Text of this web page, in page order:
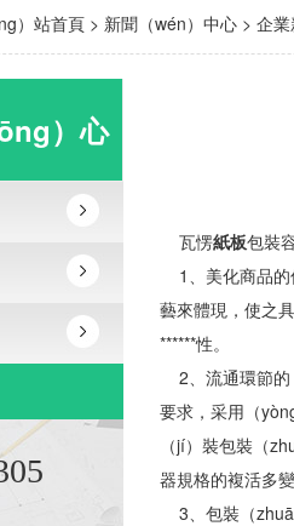
）站首頁 > 新聞（wén）中心 > 企
）心
瓦愣紙板包裝
1、美化商品的
藝來體現，使之
******性。
2、流通環節的
要求，采用（
（jí）裝包裝（
器規格的複活多
3、包裝（